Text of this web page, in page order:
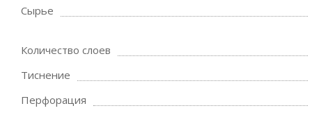
Сырье
Количество слоев
Тиснение
Перфорация